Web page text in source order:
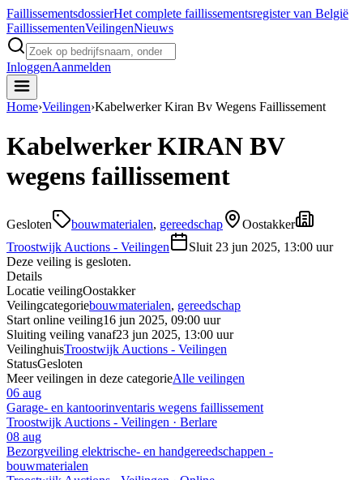
FaillissementsdossierHet complete faillissementsregister van België
FaillissementenVeilingenNieuws
InloggenAanmelden
Home›Veilingen›Kabelwerker Kiran Bv Wegens Faillissement
Kabelwerker KIRAN BV
wegens faillissement
Gesloten bouwmaterialen, gereedschap
Oostakker
Troostwijk Auctions - Veilingen
Sluit 23 jun 2025, 13:00 uur
Deze veiling is gesloten.
Details
Locatie veilingOostakker
Veilingcategoriebouwmaterialen, gereedschap
Start online veiling16 jun 2025, 09:00 uur
Sluiting veiling vanaf23 jun 2025, 13:00 uur
VeilinghuisTroostwijk Auctions - Veilingen
StatusGesloten
Meer veilingen in deze categorieAlle veilingen
06 aug
Garage- en kantoorinventaris wegens faillissement
Troostwijk Auctions - Veilingen · Berlare
08 aug
Bezorgveiling elektrische- en handgereedschappen -
bouwmaterialen